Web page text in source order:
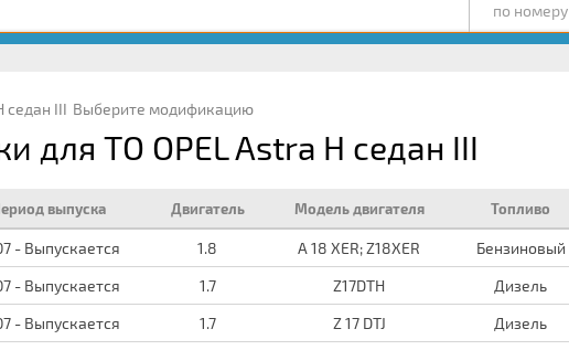
по номеру
седан III Выберите модификацию
для ТО OPEL Astra H седан III
выпуска Двигатель Модель двигателя Топливо
- Выпускается 1.8 A 18 XER; Z18XER Бензиновый
- Выпускается 1.7 Z17DTH Дизель
- Выпускается 1.7 Z 17 DTJ Дизель